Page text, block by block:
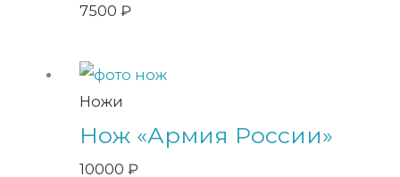
7500₽
Ножи
Нож «Армия России»
10000₽